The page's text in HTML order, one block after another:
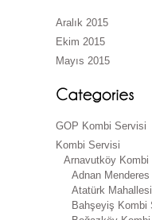
Aralık 2015
Ekim 2015
Mayıs 2015
GOP Kombi Servisi
Kombi Servisi
Arnavutköy Kombi
Adnan
Atatürk
Bahşeyiş Kombi